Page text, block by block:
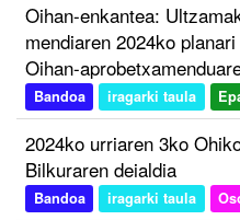
Oihan-enkantea:
mendiaren 2024ko
Oihan-
Bandoa iragarki taula
2024ko urriaren 3ko
Bilkuraren deialdia
Bandoa iragarki taula